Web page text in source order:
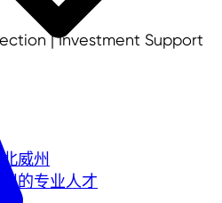
威州
的专业人才
| Investment Support